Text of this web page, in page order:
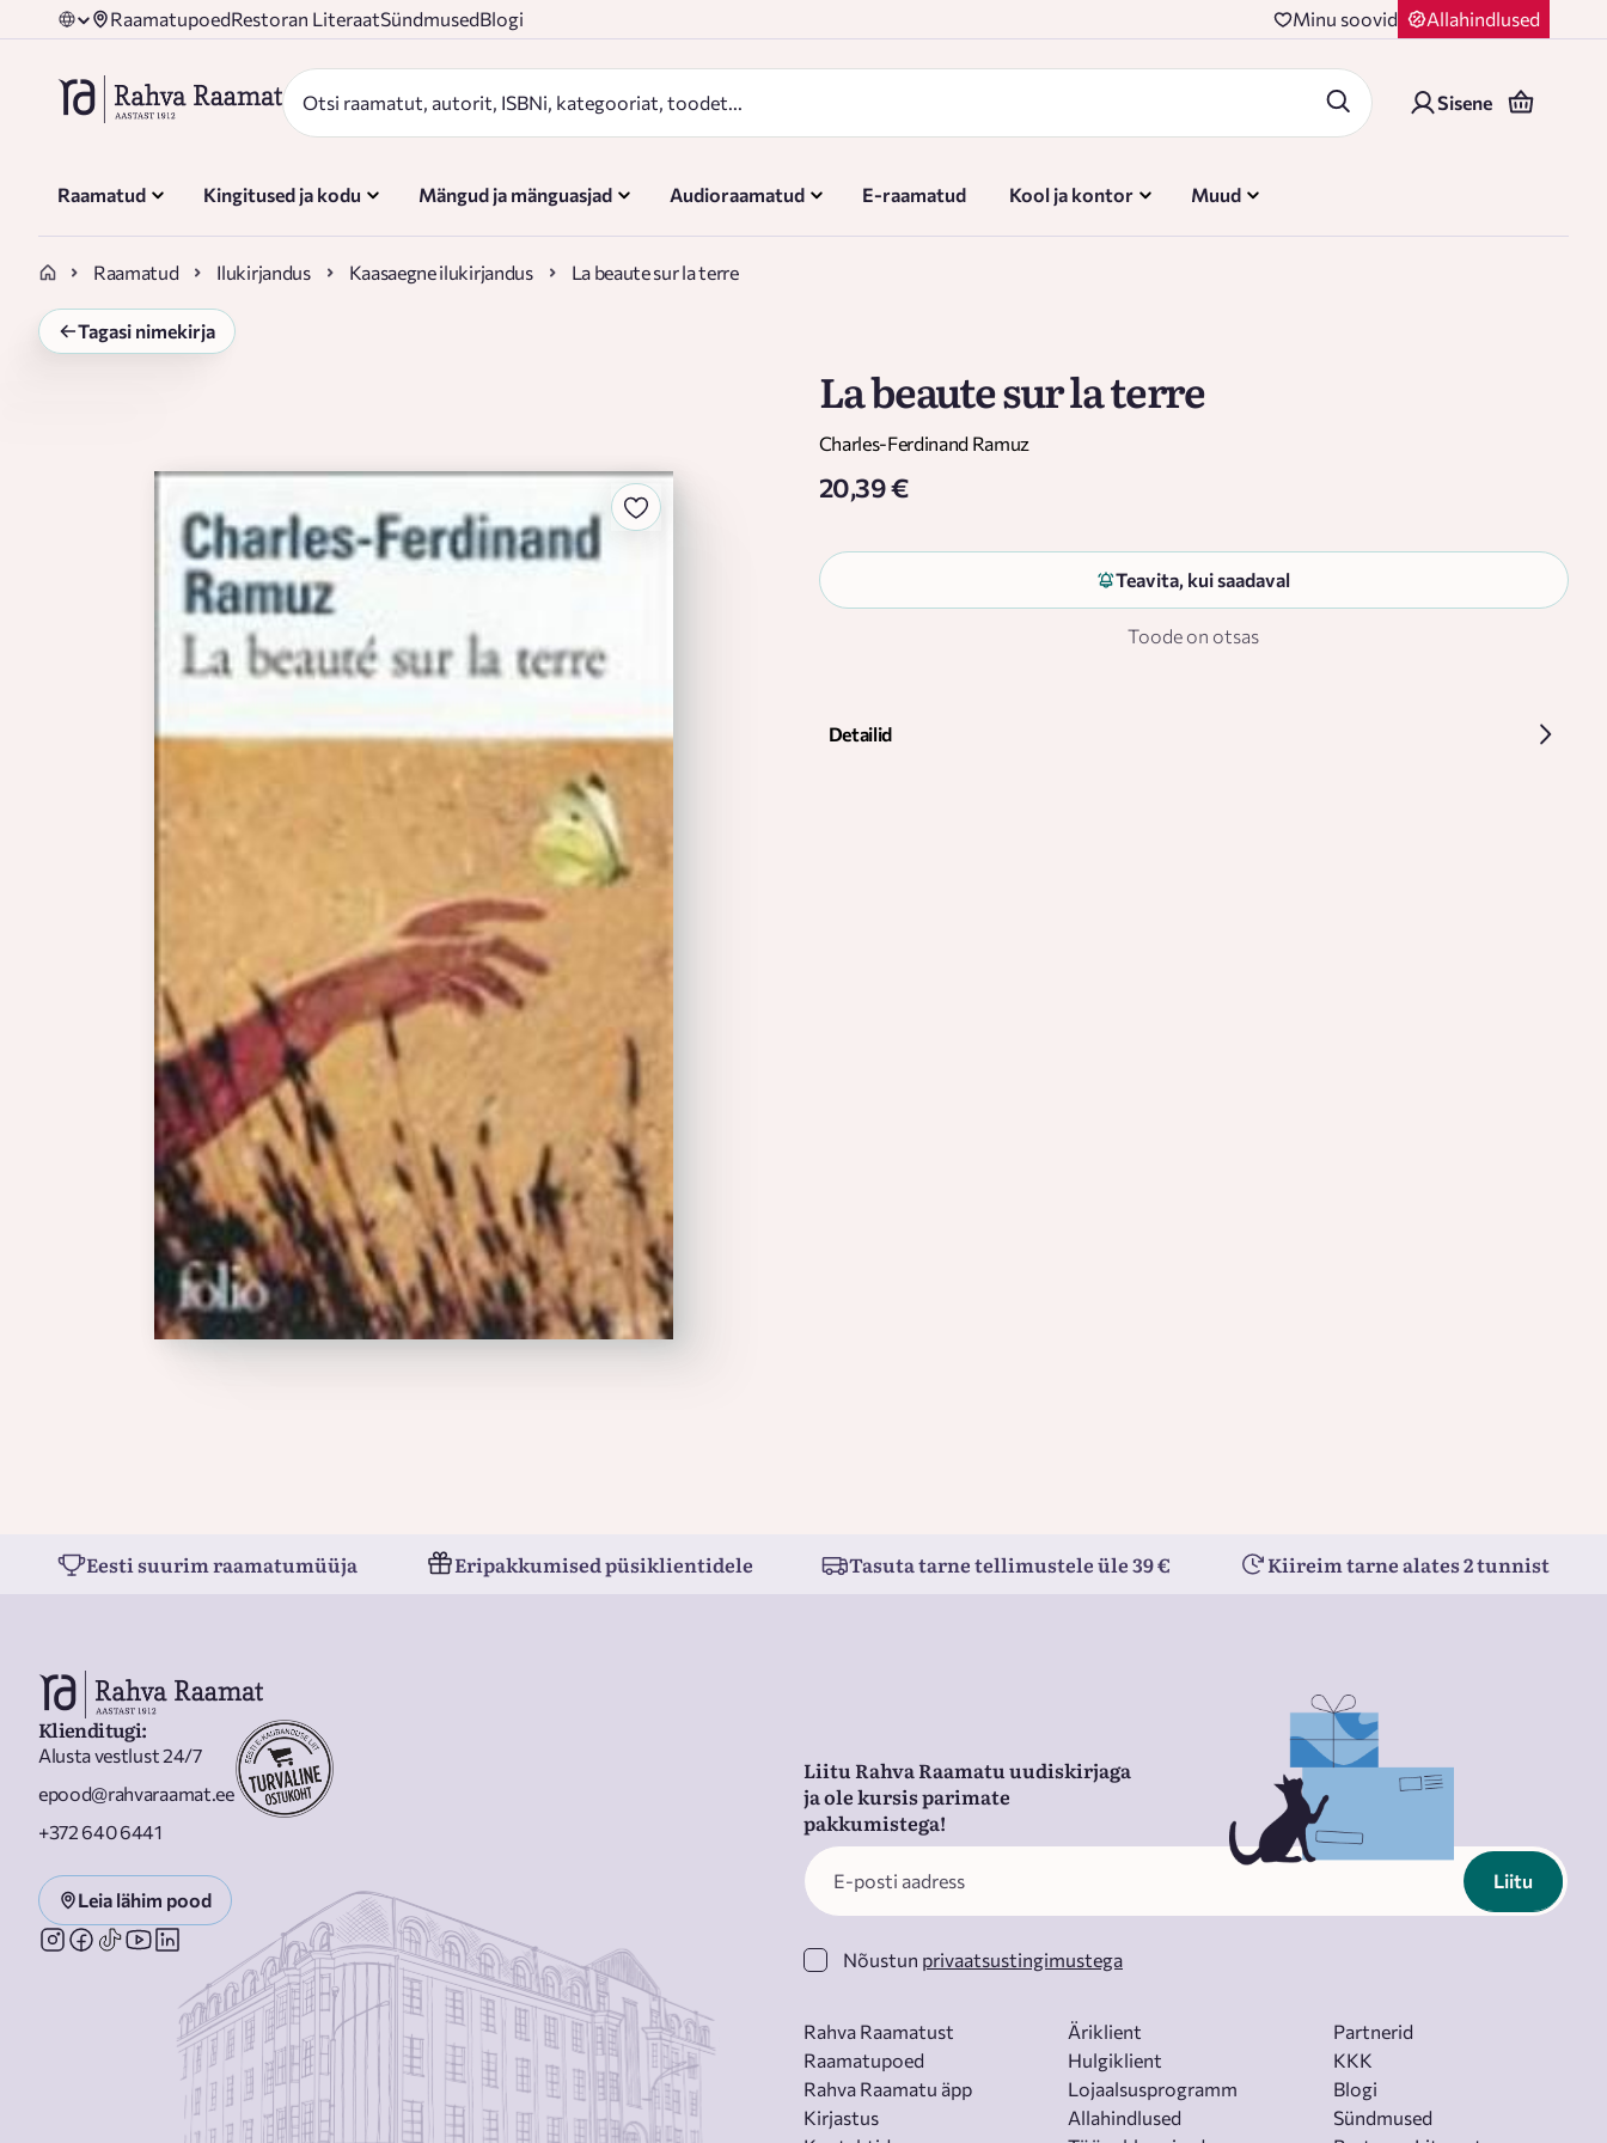
RaamatupoedRestoran LiteraatSündmusedBlogi Minu soovid Allahindlused
Sisene
Raamatud Kingitused ja kodu Mängud ja mänguasjad Audioraamatud E-raamatud Kool ja kontor Muud
Raamatud Ilukirjandus Kaasaegne ilukirjandus La beaute sur la terre
Tagasi nimekirja
La beaute sur la terre
Charles-Ferdinand Ramuz
20,39 €
Teavita, kui saadaval
Toode on otsas
Detailid
Eesti suurim raamatumüüja Eripakkumised püsiklientidele Tasuta tarne tellimustele üle 39 € Kiireim tarne alates 2 tunnist
Klienditugi:
Alusta vestlust 24/7
epood@rahvaraamat.ee
+372 640 6441
Leia lähim pood
Liitu Rahva Raamatu uudiskirjaga
ja ole kursis parimate
pakkumistega!
Liitu
Nõustun privaatsustingimustega
Rahva Raamatust
Raamatupoed
Rahva Raamatu äpp
Kirjastus
Äriklient
Hulgiklient
Lojaalsusprogramm
Allahindlused
Partnerid
KKK
Blogi
Sündmused